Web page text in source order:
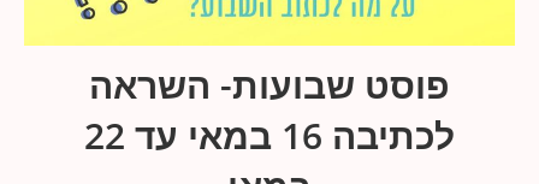
פוסט שבועות- השראה
לכתיבה 16 במאי עד 22